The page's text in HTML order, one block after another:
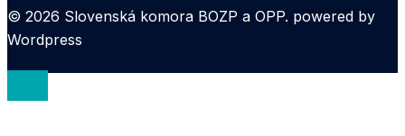
© 2026 Slovenská komora BOZP a OPP. powered by
Wordpress